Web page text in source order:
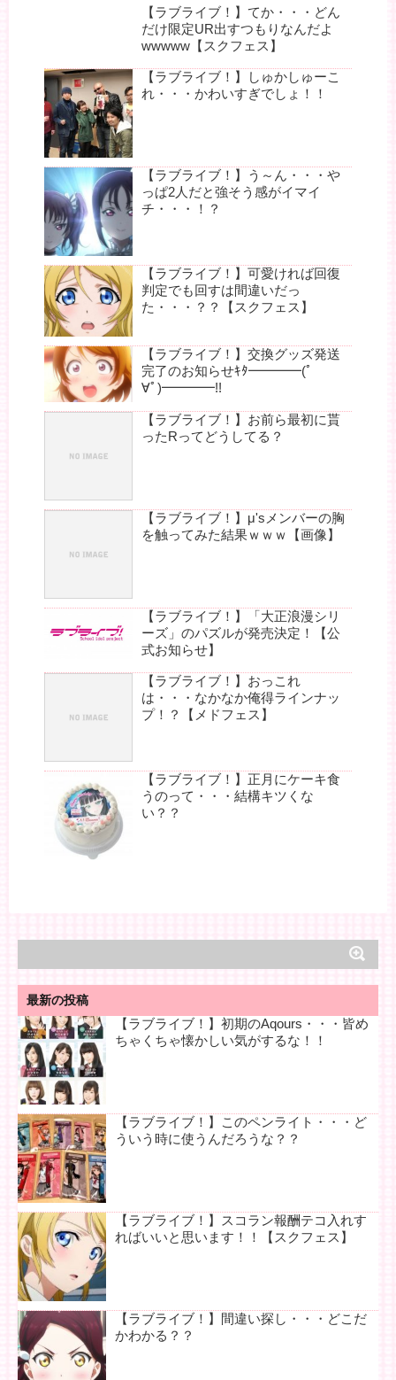
【ラブライブ！】てか・・・どん
だけ限定UR出すつもりなんだよ
wwwww【スクフェス】
【ラブライブ！】しゅかしゅーこ
れ・・・かわいすぎでしょ！！
【ラブライブ！】う～ん・・・や
っぱ2人だと強そう感がイマイ
チ・・・！？
【ラブライブ！】可愛ければ回復
判定でも回すは間違いだっ
た・・・？？【スクフェス】
【ラブライブ！】交換グッズ発送
完了のお知らせｷﾀ━━━━(ﾟ
∀ﾟ)━━━━!!
【ラブライブ！】お前ら最初に貰
ったRってどうしてる？
【ラブライブ！】μ'sメンバーの胸
を触ってみた結果ｗｗｗ【画像】
【ラブライブ！】「大正浪漫シリ
ーズ」のパズルが発売決定！【公
式お知らせ】
【ラブライブ！】おっこれ
は・・・なかなか俺得ラインナッ
プ！？【メドフェス】
【ラブライブ！】正月にケーキ食
うのって・・・結構キツくな
い？？
最新の投稿
【ラブライブ！】初期のAqours・・・皆め
ちゃくちゃ懐かしい気がするな！！
【ラブライブ！】このペンライト・・・ど
ういう時に使うんだろうな？？
【ラブライブ！】スコラン報酬テコ入れす
ればいいと思います！！【スクフェス】
【ラブライブ！】間違い探し・・・どこだ
かわかる？？